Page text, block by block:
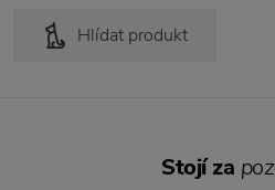
Hlídat produkt
Stojí za